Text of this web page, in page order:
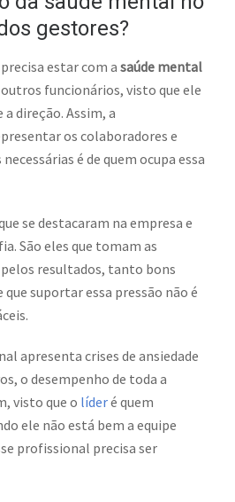
gestores?
precisa estar com a saúde mental
funcionários, visto que ele
direção. Assim, a
os colaboradores e
é de quem ocupa essa
se destacaram na empresa e
São eles que tomam as
resultados, tanto bons
suportar essa pressão não é
apresenta crises de ansiedade
o desempenho de toda a
visto que o líderé quem
ele não está bem a equipe
profissional precisa ser